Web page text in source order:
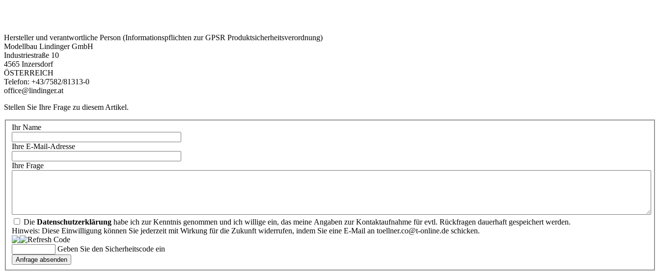
Hersteller und verantwortliche Person (Informationspflichten zur GPSR Produktsicherheitsverordnung)
Modellbau Lindinger GmbH
Industriestraße 10
4565 Inzersdorf
ÖSTERREICH
Telefon: +43/7582/81313-0
office@lindinger.at
Stellen Sie Ihre Frage zu diesem Artikel.
Ihr Name
Ihre E-Mail-Adresse
Ihre Frage
Die Datenschutzerklärung habe ich zur Kenntnis genommen und ich willige ein, das meine Angaben zur Kontaktaufnahme für evtl. Rückfragen dauerhaft gespeichert werden.
Hinweis: Diese Einwilligung können Sie jederzeit mit Wirkung für die Zukunft widerrufen, indem Sie eine E-Mail an toellner.co@t-online.de schicken.
Geben Sie den Sicherheitscode ein